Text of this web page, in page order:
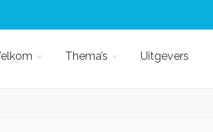
Thema’s Uitgevers